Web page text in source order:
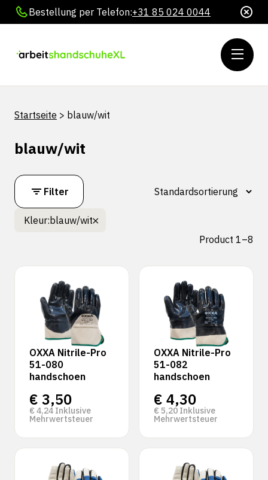
Bestellung per Telefon:+31 85 024 0044
Startseite > blauw/wit
blauw/wit
Filter
Kleur: blauw/wit
Product 1–8
OXXA Nitrile-Pro
51-080
handschoen
€ 3,50
€ 4,24 Inklusive
Mehrwertsteuer
OXXA Nitrile-Pro
51-082
handschoen
€ 4,30
€ 5,20 Inklusive
Mehrwertsteuer